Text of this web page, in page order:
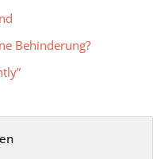
Behinderung?